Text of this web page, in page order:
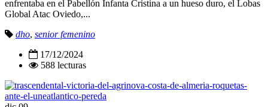
enfrentaba en el Pabellón Infanta Cristina a un hueso duro, el Lobas
Global Atac Oviedo,...
dho, senior femenino
17/12/2024
588 lecturas